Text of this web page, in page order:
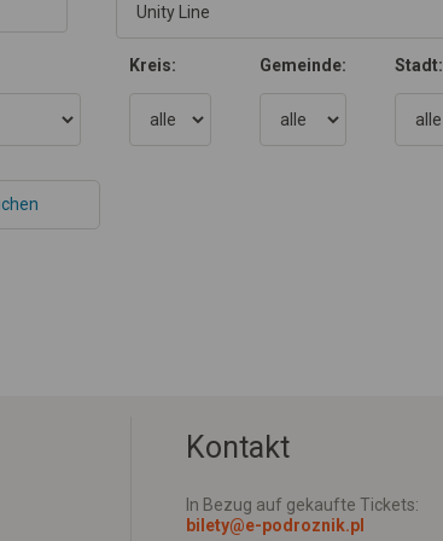
Kreis: Gemeinde: Stadt:
Kontakt
In Bezug auf gekaufte Tickets:
bilety@e-podroznik.pl